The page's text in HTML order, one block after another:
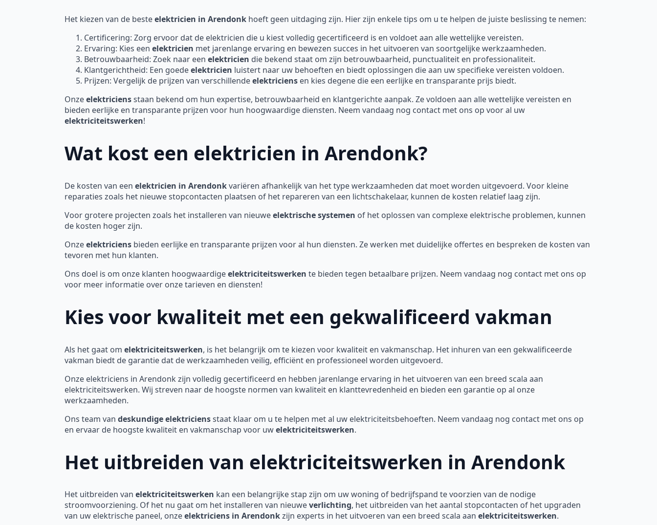
Het kiezen van de besteelektricien in Arendonk hoeft geen uitdaging zijn. Hier zijn enkele tips om u te helpen de juiste beslissing te nemen:
Certificering: Zorg ervoor dat de elektricien die u kiest volledig gecertificeerd is en voldoet aan alle wettelijke vereisten.
Ervaring: Kies een elektricien met jarenlange ervaring en bewezen succes in het uitvoeren van soortgelijke werkzaamheden.
Betrouwbaarheid: Zoek naar een elektricien die bekend staat om zijn betrouwbaarheid, punctualiteit en professionaliteit.
Klantgerichtheid: Een goedeelektricien luistert naar uw behoeften en biedt oplossingen die aan uw specifieke vereisten voldoen.
Prijzen: Vergelijk de prijzen van verschillendeelektriciens en kies degene die een eerlijke en transparante prijs biedt.
Onzeelektriciensstaan bekend om hun expertise, betrouwbaarheid en klantgerichte aanpak. Ze voldoen aan alle wettelijke vereisten en
bieden eerlijke en transparante prijzen voor hun hoogwaardige diensten. Neem vandaag nog contact met ons op voor al uw
elektriciteitswerken!
Wat kost een elektricien in Arendonk?
De kosten van een elektricien in Arendonkvariëren afhankelijk van het type werkzaamheden dat moet worden uitgevoerd. Voor kleine
reparaties zoals het nieuwe stopcontacten plaatsen of het repareren van een lichtschakelaar, kunnen de kosten relatief laag zijn.
Voor grotere projecten zoals het installeren van nieuweelektrische systemen of het oplossen van complexe elektrische problemen, kunnen
de kosten hoger zijn.
Onzeelektriciens bieden eerlijke en transparante prijzen voor al hun diensten. Ze werken met duidelijke offertes en bespreken de kosten van
tevoren met hun klanten.
Ons doel is om onze klanten hoogwaardigeelektriciteitswerken te bieden tegen betaalbare prijzen. Neem vandaag nog contact met ons op
voor meer informatie over onze tarieven en diensten!
Kies voor kwaliteit met een gekwalificeerd vakman
Als het gaat om elektriciteitswerken, is het belangrijk om te kiezen voor kwaliteit en vakmanschap. Het inhuren van een gekwalificeerde
vakman biedt de garantie dat de werkzaamheden veilig, efficiënt en professioneel worden uitgevoerd.
Onze elektriciens in Arendonk zijn volledig gecertificeerd en hebben jarenlange ervaring in het uitvoeren van een breed scala aan
elektriciteitswerken. Wij streven naar de hoogste normen van kwaliteit en klanttevredenheid en bieden een garantie op al onze
werkzaamheden.
Ons team van deskundige elektriciensstaat klaar om u te helpen met al uw elektriciteitsbehoeften. Neem vandaag nog contact met ons op
en ervaar de hoogste kwaliteit en vakmanschap voor uwelektriciteitswerken.
Het uitbreiden van elektriciteitswerken in Arendonk
Het uitbreiden van elektriciteitswerken kan een belangrijke stap zijn om uw woning of bedrijfspand te voorzien van de nodige
stroomvoorziening. Of het nu gaat om het installeren van nieuweverlichting, het uitbreiden van het aantal stopcontacten of het upgraden
van uw elektrische paneel, onzeelektriciens in Arendonkzijn experts in het uitvoeren van een breed scala aan elektriciteitswerken.